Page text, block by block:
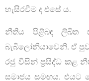
හැසිරවීම ද එසේ ය.
නීතිය පිළිබඳ ලිඛිත
බැබිලෝනියාවෙනි. ඒ
රජු විසින් ප්‍රසිද්ධ කළ
සමාජය සමඟය. එයට